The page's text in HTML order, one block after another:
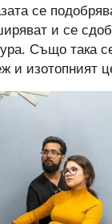
се
и се
Също така
и изотопният